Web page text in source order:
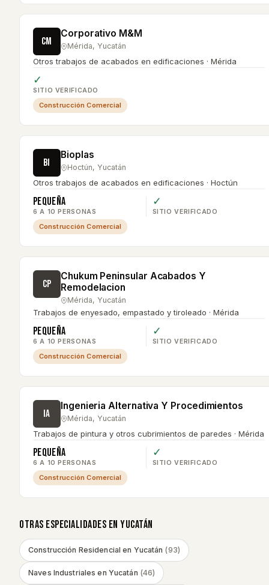
CM
Corporativo M&M
Mérida, Yucatán
Otros trabajos de acabados en edificaciones · Mérida
✓
SITIO VERIFICADO
Construcción Comercial
BI
Bioplas
Hoctún, Yucatán
Otros trabajos de acabados en edificaciones · Hoctún
Pequeña
6 A 10 PERSONAS
✓
SITIO VERIFICADO
Construcción Comercial
CP
Chukum Peninsular Acabados Y
Remodelacion
Mérida, Yucatán
Trabajos de enyesado, empastado y tiroleado · Mérida
Pequeña
6 A 10 PERSONAS
✓
SITIO VERIFICADO
Construcción Comercial
IA
Ingenieria Alternativa Y Procedimientos
Mérida, Yucatán
Trabajos de pintura y otros cubrimientos de paredes · Mérida
Pequeña
6 A 10 PERSONAS
✓
SITIO VERIFICADO
Construcción Comercial
OTRAS ESPECIALIDADES EN YUCATÁN
Construcción Residencial en Yucatán (93)
Naves Industriales en Yucatán (46)